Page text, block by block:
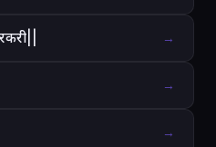
→
→
→